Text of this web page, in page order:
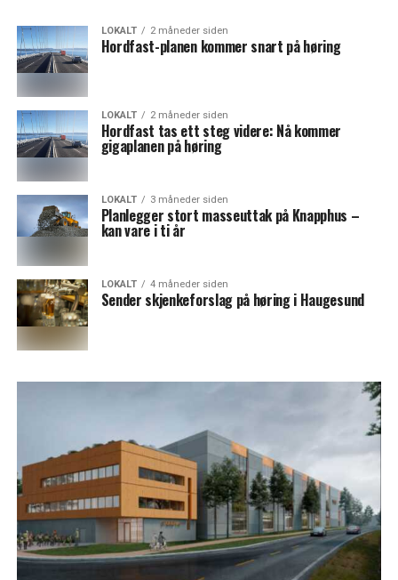
LOKALT 2 måneder siden
Hordfast-planen kommer snart på høring
LOKALT 2 måneder siden
Hordfast tas ett steg videre: Nå kommer
gigaplanen på høring
LOKALT 3 måneder siden
Planlegger stort masseuttak på Knapphus –
kan vare i ti år
LOKALT 4 måneder siden
Sender skjenkeforslag på høring i Haugesund